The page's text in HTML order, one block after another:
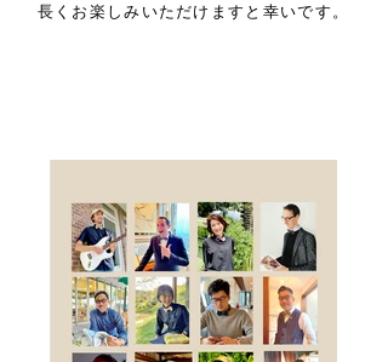
長くお楽しみいただけますと幸いです。